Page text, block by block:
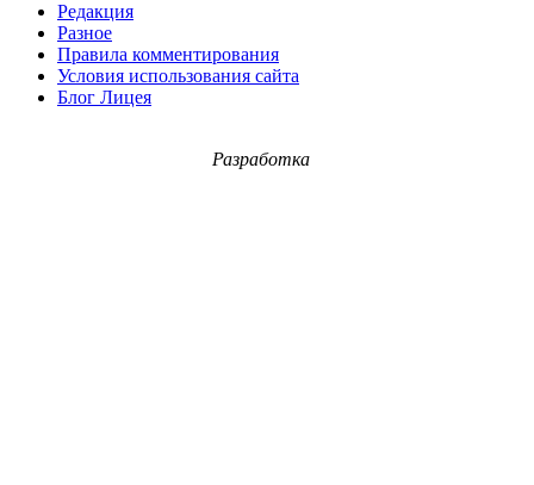
Редакция
Разное
Правила комментирования
Условия использования сайта
Блог Лицея
Разработка